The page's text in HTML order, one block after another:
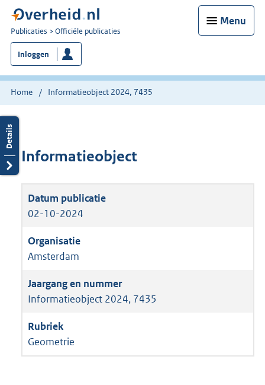
Menu
U
bent
nu
hier:
Publicaties Officiële publicaties
Inloggen
Home Informatieobject 2024, 7435
Informatieobject
02-10-2024
Amsterdam
Informatieobject 2024, 7435
Geometrie